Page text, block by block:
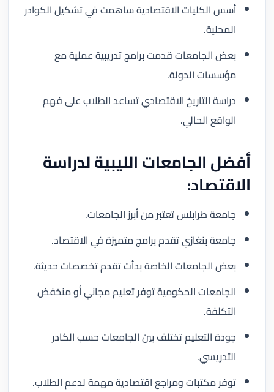
أسس الكليات الاقتصادية ساهمت في تشكيل الكوادر
المحلية.
بعض الجامعات قدمت برامج تدريبية عملية مع
مؤسسات الدولة.
دراسة التاريخ الاقتصادي تساعد الطلاب على فهم
الواقع الحالي.
أفضل الجامعات الليبية لدراسة
الاقتصاد:
جامعة طرابلس تعتبر من أبرز الجامعات.
جامعة بنغازي تقدم برامج متميزة في الاقتصاد.
بعض الجامعات الخاصة بدأت تقدم تخصصات حديثة.
الجامعات الحكومية توفر تعليم مجاني أو منخفض
التكلفة.
جودة التعليم تختلف بين الجامعات حسب الكادر
التدريسي.
توفر مكتبات ومراجع اقتصادية مهمة لدعم الطلاب.